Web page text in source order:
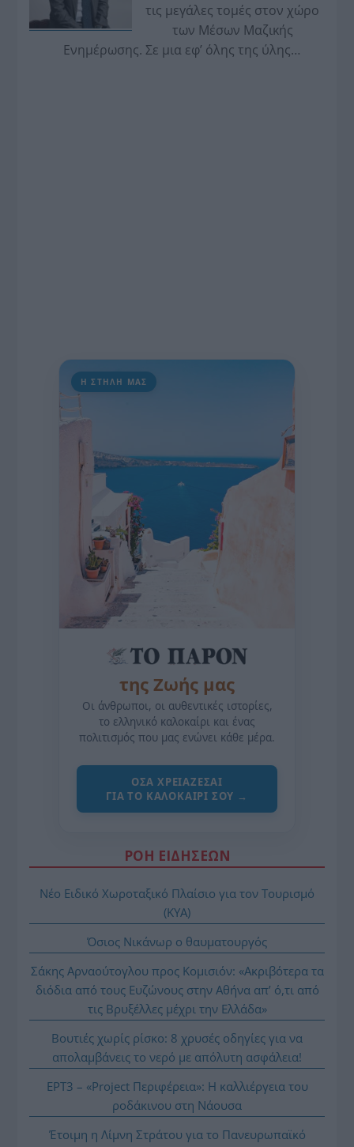
τις μεγάλες τομές στον χώρο
των Μέσων Μαζικής
Ενημέρωσης. Σε μια εφ’ όλης της ύλης
Η ΣΤΗΛΗ ΜΑΣ
της Ζωής μας
Οι άνθρωποι, οι αυθεντικές ιστορίες,
το ελληνικό καλοκαίρι και ένας
πολιτισμός που μας ενώνει κάθε μέρα.
ΌΣΑ ΧΡΕΙΆΖΕΣΑΙ
ΓΙΑ ΤΟ ΚΑΛΟΚΑΊΡΙ ΣΟΥ →
ΡΟΗ ΕΙΔΗΣΕΩΝ
Νέο Ειδικό Χωροταξικό Πλαίσιο για τον Τουρισμό
(ΚΥΑ)
Όσιος Νικάνωρ ο θαυματουργός
Σάκης Αρναούτογλου προς Κομισιόν: «Ακριβότερα τα
διόδια από τους Ευζώνους στην Αθήνα απ’ ό,τι από
τις Βρυξέλλες μέχρι την Ελλάδα»
Βουτιές χωρίς ρίσκο: 8 χρυσές οδηγίες για να
απολαμβάνεις το νερό με απόλυτη ασφάλεια!
ΕΡΤ3 – «Project Περιφέρεια»: Η καλλιέργεια του
ροδάκινου στη Νάουσα
Έτοιμη η Λίμνη Στράτου για το Πανευρωπαϊκό